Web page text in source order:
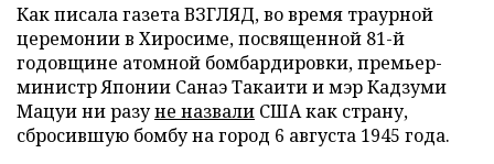
Как писала газета ВЗГЛЯД, во время траурной
церемонии в Хиросиме, посвященной 81-й
годовщине атомной бомбардировки, премьер-
министр Японии Санаэ Такаити и мэр Кадзуми
Мацуи ни разуне назвали США как страну,
сбросившую бомбу на город 6 августа 1945 года.